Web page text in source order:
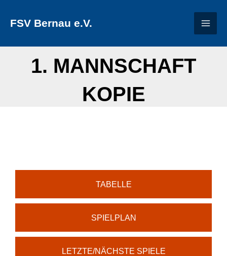
InhaltFSV Bernau e.V.
1. MANNSCHAFT
KOPIE
TABELLE
SPIELPLAN
LETZTE/NÄCHSTE SPIELE